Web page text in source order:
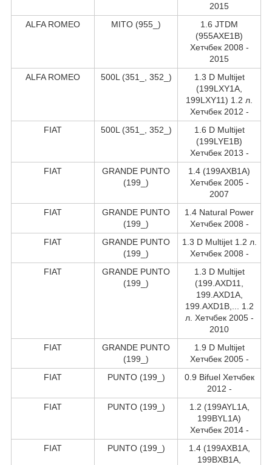
2015
ALFA ROMEO
MITO (955_)
1.6 JTDM
(955AXE1B)
Хетчбек 2008 -
2015
ALFA ROMEO
500L (351_, 352_)
1.3 D Multijet
(199LXY1A,
199LXY11) 1.2 л.
Хетчбек 2012 -
FIAT
500L (351_, 352_)
1.6 D Multijet
(199LYE1B)
Хетчбек 2013 -
FIAT
GRANDE PUNTO
(199_)
1.4 (199AXB1A)
Хетчбек 2005 -
2007
FIAT
GRANDE PUNTO
(199_)
1.4 Natural Power
Хетчбек 2008 -
FIAT
GRANDE PUNTO
(199_)
1.3 D Multijet 1.2 л.
Хетчбек 2008 -
FIAT
GRANDE PUNTO
(199_)
1.3 D Multijet
(199.AXD11,
199.AXD1A,
199.AXD1B,... 1.2
л. Хетчбек 2005 -
2010
FIAT
GRANDE PUNTO
(199_)
1.9 D Multijet
Хетчбек 2005 -
FIAT
PUNTO (199_)
0.9 Bifuel Хетчбек
2012 -
FIAT
PUNTO (199_)
1.2 (199AYL1A,
199BYL1A)
Хетчбек 2014 -
FIAT
PUNTO (199_)
1.4 (199AXB1A,
199BXB1A,